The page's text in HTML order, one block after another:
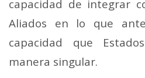
capacidad de integrar
Aliados en lo que
capacidad que
manera singular.